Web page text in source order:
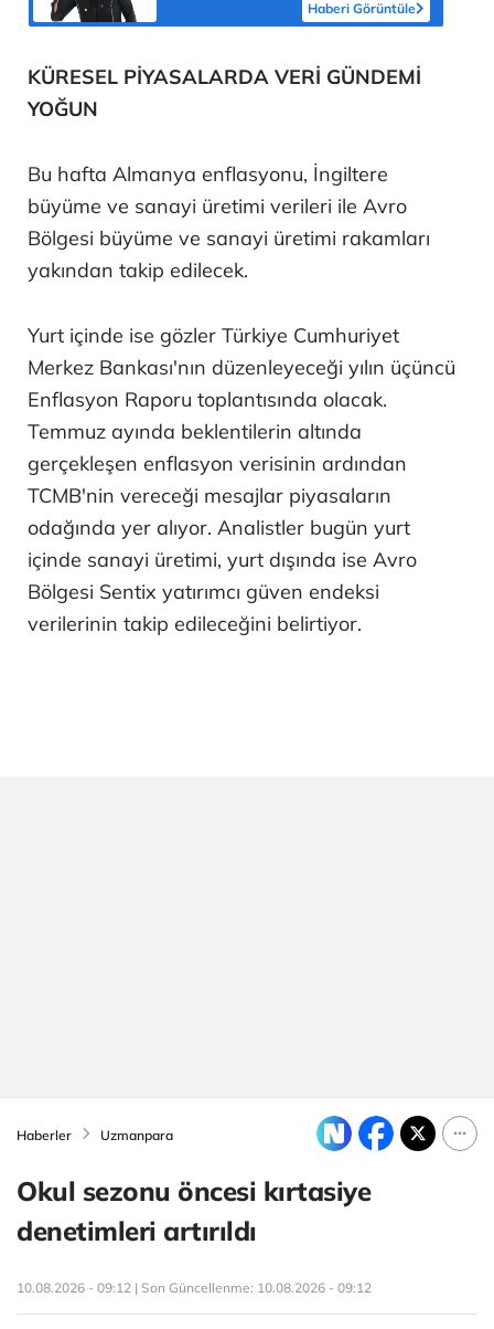
Haberi Görüntüle
KÜRESEL PİYASALARDA VERİ GÜNDEMİ
YOĞUN
Bu hafta Almanya enflasyonu, İngiltere
büyüme ve sanayi üretimi verileri ile Avro
Bölgesi büyüme ve sanayi üretimi rakamları
yakından takip edilecek.
Yurt içinde ise gözler Türkiye Cumhuriyet
Merkez Bankası'nın düzenleyeceği yılın üçüncü
Enflasyon Raporu toplantısında olacak.
Temmuz ayında beklentilerin altında
gerçekleşen enflasyon verisinin ardından
TCMB'nin vereceği mesajlar piyasaların
odağında yer alıyor. Analistler bugün yurt
içinde sanayi üretimi, yurt dışında ise Avro
Bölgesi Sentix yatırımcı güven endeksi
verilerinin takip edileceğini belirtiyor.
Haberler Uzmanpara
Okul sezonu öncesi kırtasiye
denetimleri artırıldı
10.08.2026 - 09:12 | Son Güncellenme: 10.08.2026 - 09:12